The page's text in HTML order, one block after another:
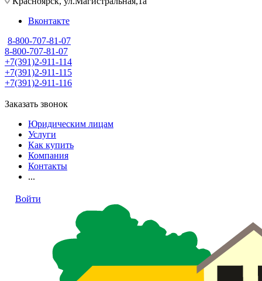
Вконтакте
8-800-707-81-07
8-800-707-81-07
+7(391)2-911-114
+7(391)2-911-115
+7(391)2-911-116
Заказать звонок
Юридическим лицам
Услуги
Как купить
Компания
Контакты
...
Войти